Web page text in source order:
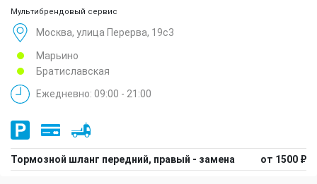
Мультибрендовый сервис
Москва, улица Перерва, 19с3
Марьино
Братиславская
Ежедневно: 09:00 - 21:00
Тормозной шланг передний, правый - замена от 1500 ₽